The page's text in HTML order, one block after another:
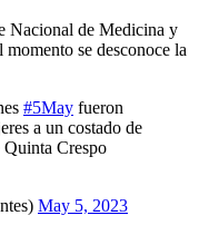
Nacional de Medicina y
se desconoce la
#5May fueron
a un costado de
Quinta Crespo
May 5, 2023